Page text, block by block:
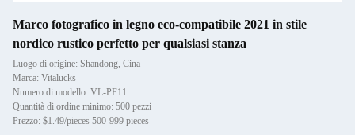
Marco fotografico in legno eco-compatibile 2021 in stile
nordico rustico perfetto per qualsiasi stanza
Luogo di origine: Shandong, Cina
Marca: Vitalucks
Numero di modello: VL-PF11
Quantità di ordine minimo: 500 pezzi
Prezzo: $1.49/pieces 500-999 pieces